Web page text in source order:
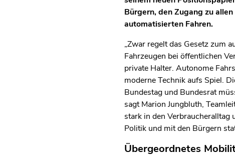
Bürgern, den Zugang zu
automatisierten Fahren.
„Zwar regelt das Gesetz zum
Fahrzeugen bei öffentlichen
private Halter. Autonome
moderne Technik aufs Spiel.
Bundestag und Bundesrat
sagt Marion Jungbluth,
stark in den Verbraucheralltag
Politik und mit den Bürgern
Übergeordnetes